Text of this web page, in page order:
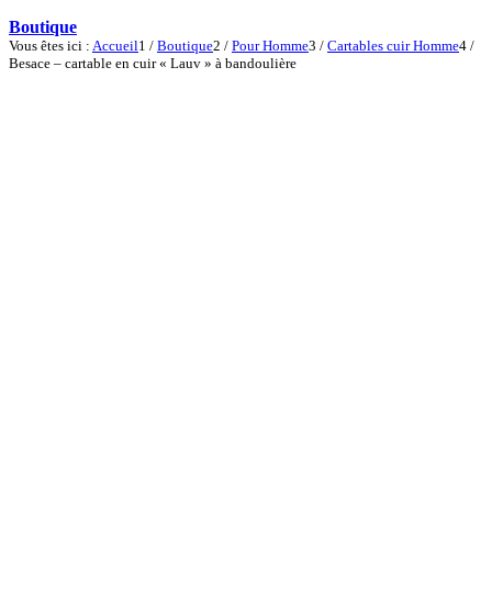
Boutique
Vous êtes ici : Accueil1 / Boutique2 / Pour Homme3 / Cartables cuir Homme4 /
Besace – cartable en cuir « Lauv » à bandoulière